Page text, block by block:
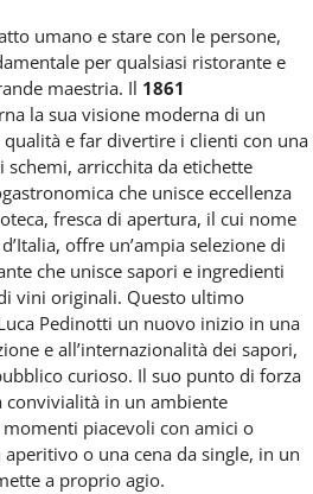
umano e stare con le persone,
per qualsiasi ristorante e
maestria. Il 1861
la sua visione moderna di un
e far divertire i clienti con una
arricchita da etichette
che unisce eccellenza
fresca di apertura, il cui nome
offre un’ampia selezione di
che unisce sapori e ingredienti
vini originali. Questo ultimo
Pedinotti un nuovo inizio in una
e all’internazionalità dei sapori,
curioso. Il suo punto di forza
convivialità in un ambiente
piacevoli con amici o
o una cena da single, in un
a proprio agio.